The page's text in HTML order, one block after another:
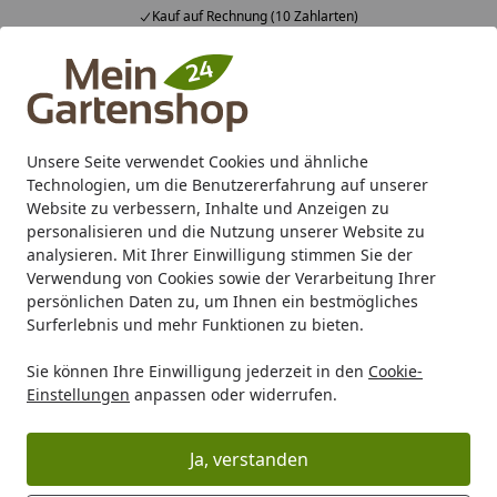
Unsere Seite verwendet Cookies und ähnliche
Technologien, um die Benutzererfahrung auf unserer
Website zu verbessern, Inhalte und Anzeigen zu
personalisieren und die Nutzung unserer Website zu
analysieren. Mit Ihrer Einwilligung stimmen Sie der
Verwendung von Cookies sowie der Verarbeitung Ihrer
persönlichen Daten zu, um Ihnen ein bestmögliches
Surferlebnis und mehr Funktionen zu bieten.
Sie können Ihre Einwilligung jederzeit in den Cookie-
Einstellungen anpassen oder widerrufen.
Ja, verstanden
Kauf auf Rechnung (10 Zahlarten)
Alle Produkte
Mein Konto
Suchen
Karibu Pools inkl. gratis Sandfilteranlage & Pool-
Starterset (Gesamtwert bis 468,99€)
Startseite
Zaun Vorgartenzaun BPC/WPC TraumGarten Raja WPC
TraumGarten Raja WPC
Ihre Artikelübersicht